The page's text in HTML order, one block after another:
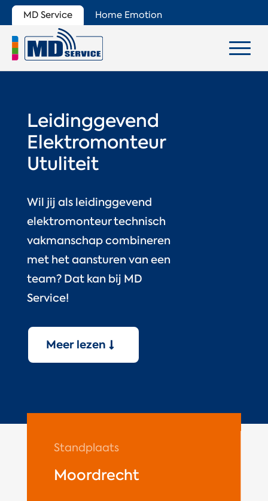
MD Service Home Emotion
Leidinggevend
Elektromonteur
Utuliteit
Wil jij als leidinggevend
elektromonteur technisch
vakmanschap combineren
met het aansturen van een
team? Dat kan bij MD
Service!
Meer lezen
Standplaats
Moordrecht